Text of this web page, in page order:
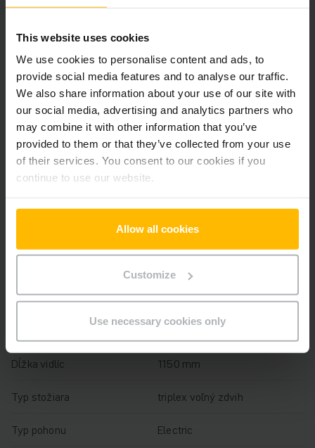
This website uses cookies
We use cookies to personalise content and ads, to
provide social media features and to analyse our traffic.
We also share information about your use of our site with
our social media, advertising and analytics partners who
may combine it with other information that you’ve
provided to them or that they’ve collected from your use
of their services. You consent to our cookies if you
continue to use our website.
Allow all cookies
Customize
Use necessary cookies only
špecifikácií a vybavenia vozidla.
Technické údaje
Batéria
Oloveno-kyselinová, 48 V /
775 Ah
Nabíjač Áno, 48 V / 145 A
Battery Refurbishment Year 2026
8720 mm
Prevádzkové hodiny 6218 h
3440 mm
Dĺžka vidlíc 1150 mm
Typ stožiara triplex voľný zdvih
Typ pohonu Electric